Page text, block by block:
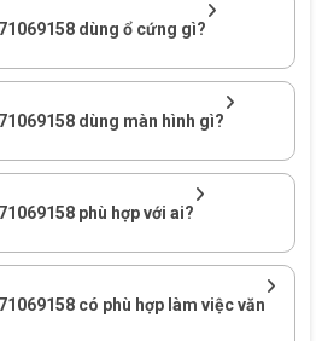
dùng ổ cứng gì?
dùng màn hình gì?
phù hợp với ai?
có phù hợp làm việc văn